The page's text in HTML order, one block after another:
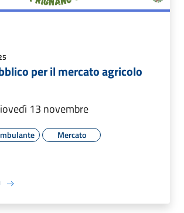
per il mercato agricolo
13 novembre
Mercato